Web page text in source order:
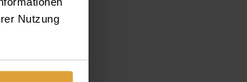
Nutzung